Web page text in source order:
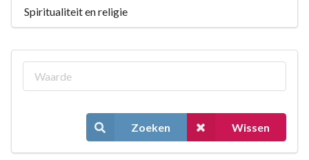
Spiritualiteit en religie
Zoeken Wissen